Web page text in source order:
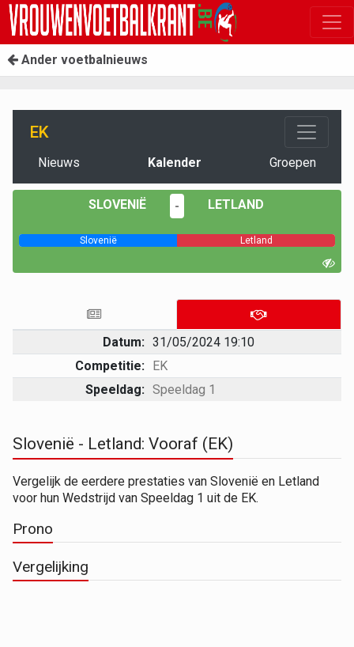
Ander voetbalnieuws
EK
Nieuws Kalender Groepen
SLOVENIË - LETLAND
Slovenië Letland
Datum: 31/05/2024 19:10
Competitie: EK
Speeldag: Speeldag 1
Slovenië - Letland: Vooraf (EK)
Vergelijk de eerdere prestaties van Slovenië en Letland
voor hun Wedstrijd van Speeldag 1 uit de EK.
Prono
Vergelijking